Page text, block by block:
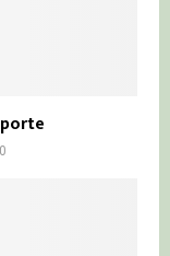
0